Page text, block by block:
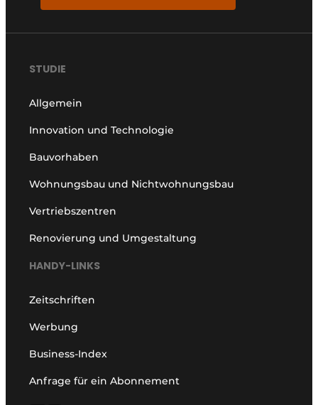
STUDIE
Allgemein
Innovation und Technologie
Bauvorhaben
Wohnungsbau und Nichtwohnungsbau
Vertriebszentren
Renovierung und Umgestaltung
HANDY-LINKS
Zeitschriften
Werbung
Business-Index
Anfrage für ein Abonnement